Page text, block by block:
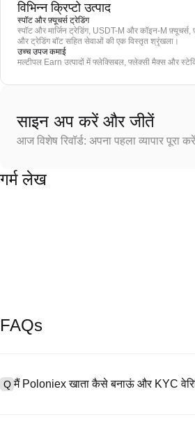
विभिन्न क्रिप्टो उत्पाद
स्पॉट और फ़्यूचर्स ट्रेडिंग
स्पॉट और मार्जिन ट्रेडिंग, USDT-M और कॉइन-M फ़्यूचर्स,
और ट्रेडिंग बॉट सहित सेवाओं की एक विस्तृत श्रृंखला।
उच्च उपज कमाई
मल्टीपल Earn उत्पादों में फ्लेक्सिबल, फ्लेक्सी मैक्स और
साइन अप करें और जीतें
आज विशेष रिवॉर्ड: अपना पहला व्यापार
गर्म लेख
FAQs
Q मैं Poloniex खाता कैसे बनाऊं और KYC